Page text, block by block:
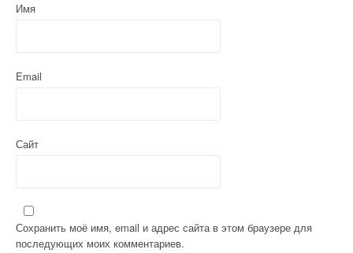
п
с
м
Имя
Email
Сайт
Сохранить моё имя, email и адрес сайта в этом браузере для
последующих моих комментариев.